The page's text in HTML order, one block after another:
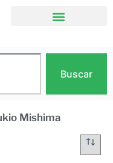
Buscar
Mishima